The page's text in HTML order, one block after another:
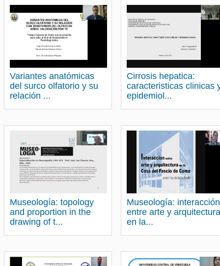
Variantes anatómicas
del surco olfatorio y su
relación ...
Cirrosis hepatica:
caracteristicas clinicas
epidemiol...
Museología: topology
and proportion in the
drawing of t...
Museología: interacción
entre arte y arquitectura
en la...